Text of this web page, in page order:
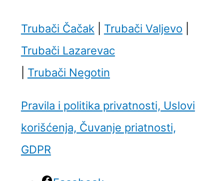
Trubači Čačak Trubači Valjevo
Trubači Lazarevac
Trubači Negotin
Pravila i politika privatnosti, Uslovi
korišćenja, Čuvanje priatnosti,
GDPR